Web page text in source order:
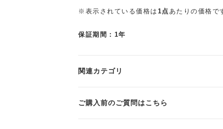
※表示されている価格は 1点あたりの価格で
保証期間：1年
関連カテゴリ
ご購入前のご質問はこちら